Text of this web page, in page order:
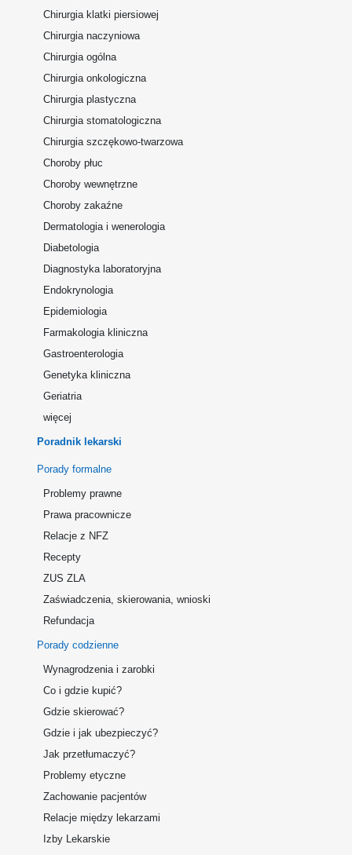
Chirurgia klatki piersiowej
Chirurgia naczyniowa
Chirurgia ogólna
Chirurgia onkologiczna
Chirurgia plastyczna
Chirurgia stomatologiczna
Chirurgia szczękowo-twarzowa
Choroby płuc
Choroby wewnętrzne
Choroby zakaźne
Dermatologia i wenerologia
Diabetologia
Diagnostyka laboratoryjna
Endokrynologia
Epidemiologia
Farmakologia kliniczna
Gastroenterologia
Genetyka kliniczna
Geriatria
więcej
Poradnik lekarski
Porady formalne
Problemy prawne
Prawa pracownicze
Relacje z NFZ
Recepty
ZUS ZLA
Zaświadczenia, skierowania, wnioski
Refundacja
Porady codzienne
Wynagrodzenia i zarobki
Co i gdzie kupić?
Gdzie skierować?
Gdzie i jak ubezpieczyć?
Jak przetłumaczyć?
Problemy etyczne
Zachowanie pacjentów
Relacje między lekarzami
Izby Lekarskie